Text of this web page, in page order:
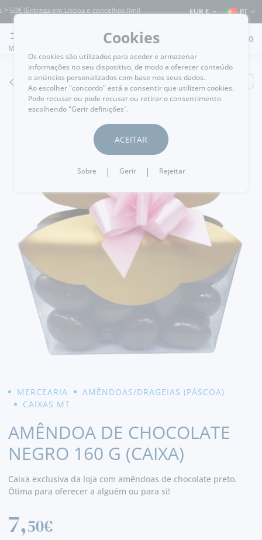
(Entrega em Lisboa e concelhos limítrofes) ⚠️ Envios para Portugal e para o
EUR € PT
MENU
0
VOLTAR
MERCEARIA
AMÊNDOAS/DRAGEIAS (PÁSCOA)
CAIXAS MT
AMÊNDOA DE CHOCOLATE
NEGRO 160 G (CAIXA)
Caixa exclusiva da loja com amêndoas de chocolate preto.
Ótima para oferecer a alguém ou para si!
7,50€
Cookies
Os cookies são utilizados para aceder e armazenar
informações no seu dispositivo, de modo a oferecer conteúdo
e anúncios personalizados com base nos seus dados.
Ao escolher "concordo" está a consentir que utilizem cookies.
Pode recusar ou pode recusar ou retirar o consentimento
escolhendo "Gerir definições".
ACEITAR
Sobre | Gerir | Rejeitar